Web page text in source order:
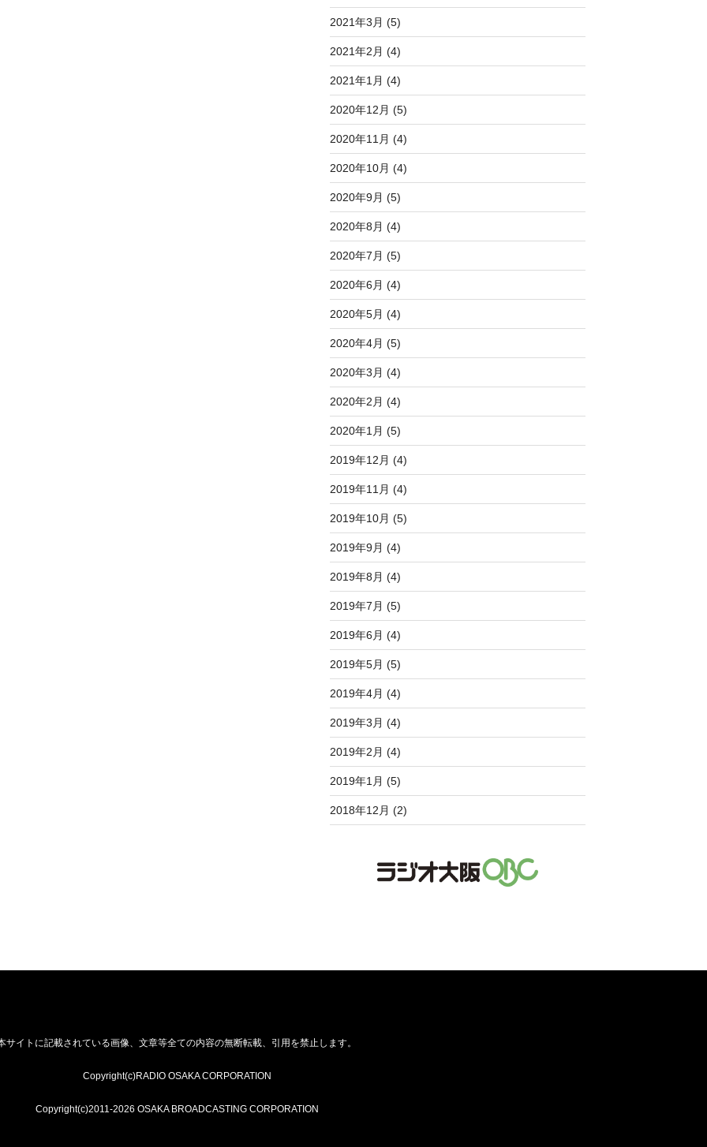
2021年3月 (5)
2021年2月 (4)
2021年1月 (4)
2020年12月 (5)
2020年11月 (4)
2020年10月 (4)
2020年9月 (5)
2020年8月 (4)
2020年7月 (5)
2020年6月 (4)
2020年5月 (4)
2020年4月 (5)
2020年3月 (4)
2020年2月 (4)
2020年1月 (5)
2019年12月 (4)
2019年11月 (4)
2019年10月 (5)
2019年9月 (4)
2019年8月 (4)
2019年7月 (5)
2019年6月 (4)
2019年5月 (5)
2019年4月 (4)
2019年3月 (4)
2019年2月 (4)
2019年1月 (5)
2018年12月 (2)
サイトに記載されている画像、文章等全ての内容の無断転載、引用を禁止します。
Copyright(c)RADIO OSAKA CORPORATION
Copyright(c)2011-2026 OSAKA BROADCASTING CORPORATION